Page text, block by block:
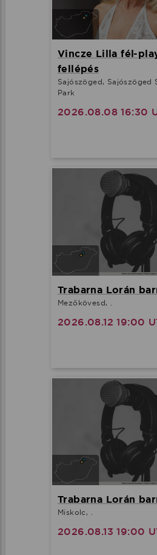
Vincze Lilla fél-
fellépés
Sajószöged, Sajószöged
Park
2026.08.08 16:30
Trabarna Lorán
Mezőkövesd, .
2026.08.12 19:00
Trabarna Lorán
Miskolc, .
2026.08.13 19:00